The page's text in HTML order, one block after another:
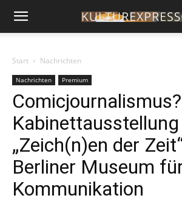
Start Nachrichten
Nachrichten Premium
Kabinettausstellung
„Zeich(n)en der
Berliner Museum
Kommunikation